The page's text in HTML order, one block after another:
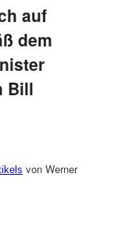
auf
dem
Bill
von Wer­ner